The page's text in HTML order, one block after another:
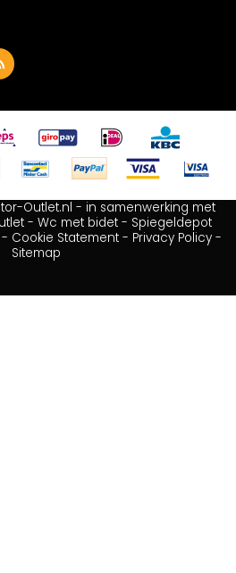
Outlet.nl - in samenwerking met
- Wc met bidet - Spiegeldepot
- Cookie Statement- Privacy Policy-
Sitemap